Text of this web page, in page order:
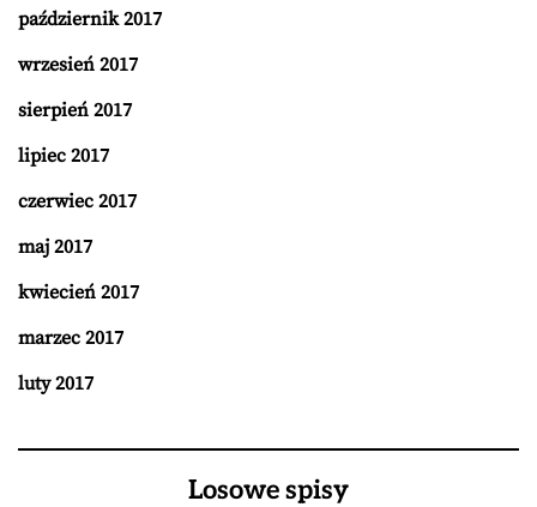
październik 2017
wrzesień 2017
sierpień 2017
lipiec 2017
czerwiec 2017
maj 2017
kwiecień 2017
marzec 2017
luty 2017
Losowe spisy